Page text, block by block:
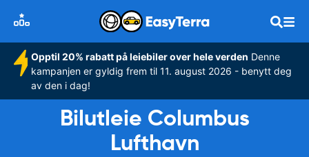
Opptil 20% rabatt på leiebiler over hele verden Denne
kampanjen er gyldig frem til 11. august 2026 - benytt deg
av den i dag!
Bilutleie Columbus
Lufthavn